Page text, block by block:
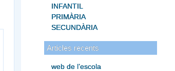
INFANTIL
PRIMÀRIA
SECUNDÀRIA
Articles recents
web de l’escola